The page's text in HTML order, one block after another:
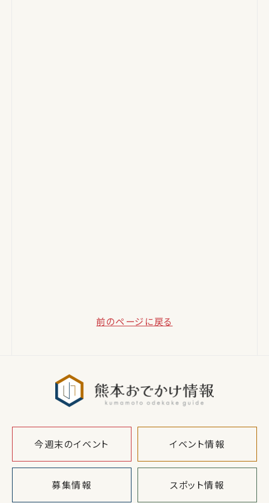
前のページに戻る
今週末のイベント イベント情報
募集情報 スポット情報